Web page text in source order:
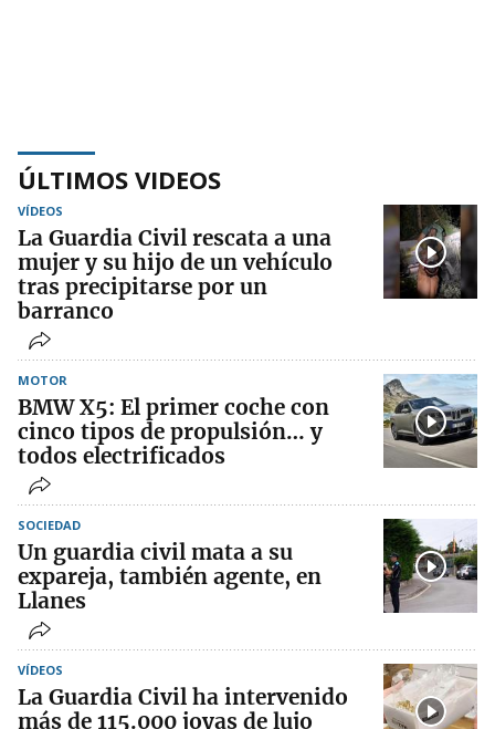
ÚLTIMOS VIDEOS
VÍDEOS
La Guardia Civil rescata a una
mujer y su hijo de un vehículo
tras precipitarse por un
barranco
MOTOR
BMW X5: El primer coche con
cinco tipos de propulsión… y
todos electrificados
SOCIEDAD
Un guardia civil mata a su
expareja, también agente, en
Llanes
VÍDEOS
La Guardia Civil ha intervenido
más de 115.000 joyas de lujo